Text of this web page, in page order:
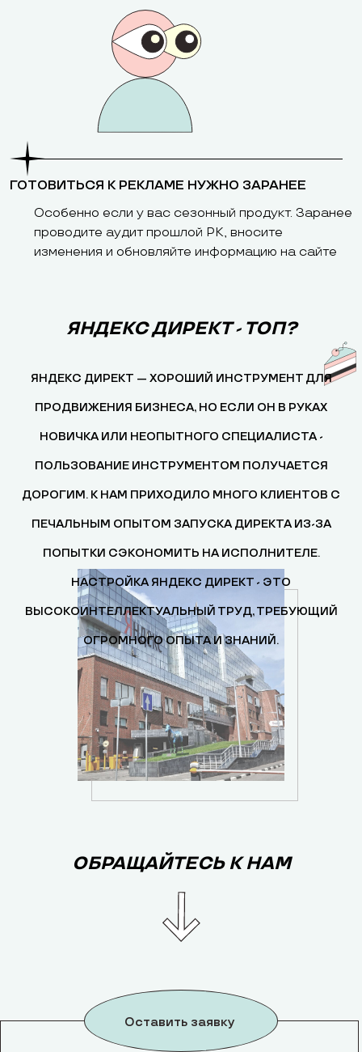
ГОТОВИТЬСЯ К РЕКЛАМЕ НУЖНО ЗАРАНЕЕ
Особенно если у вас сезонный продукт. Заранее
проводите аудит прошлой РК, вносите
изменения и обновляйте информацию на сайте
ЯНДЕКС ДИРЕКТ - ТОП?
ЯНДЕКС ДИРЕКТ — ХОРОШИЙ ИНСТРУМЕНТ ДЛЯ
ПРОДВИЖЕНИЯ БИЗНЕСА, НО ЕСЛИ ОН В РУКАХ
НОВИЧКА ИЛИ НЕОПЫТНОГО СПЕЦИАЛИСТА -
ПОЛЬЗОВАНИЕ ИНСТРУМЕНТОМ ПОЛУЧАЕТСЯ
ДОРОГИМ. К НАМ ПРИХОДИЛО МНОГО КЛИЕНТОВ С
ПЕЧАЛЬНЫМ ОПЫТОМ ЗАПУСКА ДИРЕКТА ИЗ-ЗА
ПОПЫТКИ СЭКОНОМИТЬ НА ИСПОЛНИТЕЛЕ.
НАСТРОЙКА ЯНДЕКС ДИРЕКТ - ЭТО
ВЫСОКОИНТЕЛЛЕКТУАЛЬНЫЙ ТРУД, ТРЕБУЮЩИЙ
ОГРОМНОГО ОПЫТА И ЗНАНИЙ.
ОБРАЩАЙТЕСЬ К НАМ
Оставить заявку